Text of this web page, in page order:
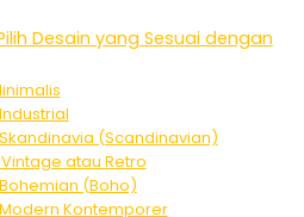
Desain yang Sesuai dengan
(Scandinavian)
atau Retro
(Boho)
Kontemporer